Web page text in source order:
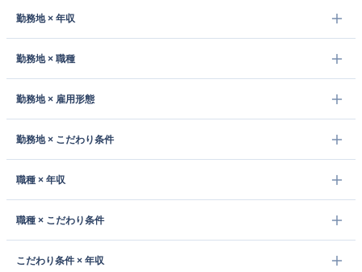
勤務地 × 年収
勤務地 × 職種
勤務地 × 雇用形態
勤務地 × こだわり条件
職種 × 年収
職種 × こだわり条件
こだわり条件 × 年収